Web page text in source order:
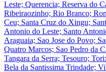
Leste; Querencia; Reserva do
Ribeiraozinho; Rio Branco;
Ceu; Santa Cruz do Xingu;
Antonio do Leste; Santo
Araguaia; Sao Jose do Povo;
Quatro Marcos; Sao Pedro da
Tangara da Serra; Tesouro;
Bela da Santissima Trindade;